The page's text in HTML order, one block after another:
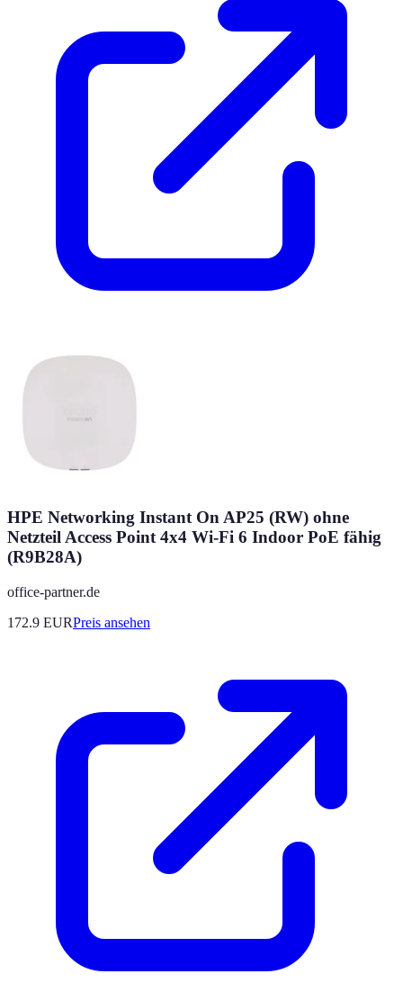
HPE Networking Instant On AP25 (RW) ohne
Netzteil Access Point 4x4 Wi-Fi 6 Indoor PoE fähig
(R9B28A)
office-partner.de
172.9 EURPreis ansehen